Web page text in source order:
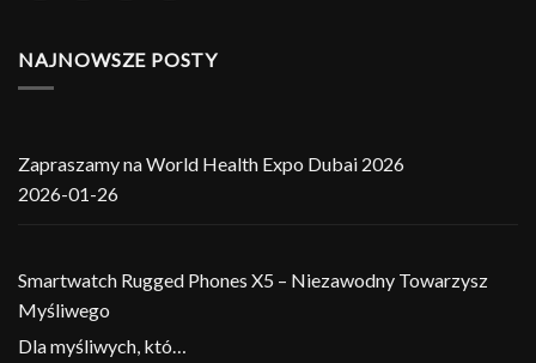
NAJNOWSZE POSTY
Zapraszamy na World Health Expo Dubai 2026
2026-01-26
Smartwatch Rugged Phones X5 – Niezawodny Towarzysz
Myśliwego
Dla myśliwych, któ…